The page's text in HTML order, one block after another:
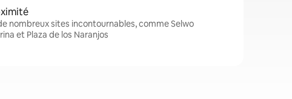
nombreux sites incontournables, comme Selwo
et Plaza de los Naranjos